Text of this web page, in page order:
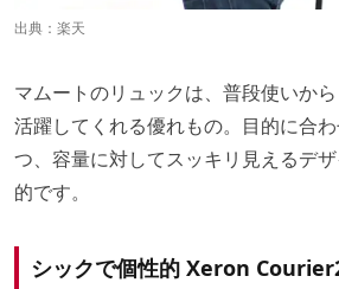
出典： 楽天
マムートのリュックは、普段使いか
活躍してくれる優れもの。目的に合
つ、容量に対してスッキリ見えるデ
的です。
シックで個性的 Xeron